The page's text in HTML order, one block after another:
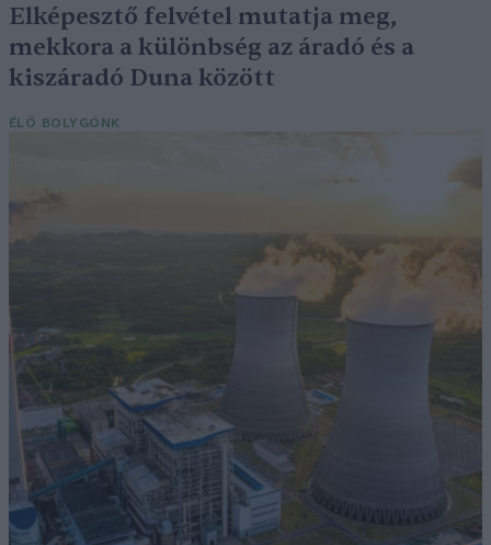
Elképesztő felvétel mutatja meg,
mekkora a különbség az áradó és a
kiszáradó Duna között
ÉLŐ BOLYGÓNK